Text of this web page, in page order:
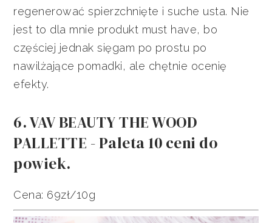
regenerować spierzchnięte i suche usta. Nie
jest to dla mnie produkt must have, bo
częściej jednak sięgam po prostu po
nawilżające pomadki, ale chętnie ocenię
efekty.
6. VAV BEAUTY THE WOOD
PALLETTE - Paleta 10 ceni do
powiek.
Cena: 69zł/10g